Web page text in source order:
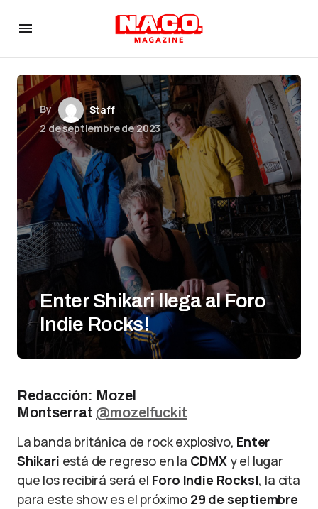
By
Staff
2 de septiembre de 2023
Enter Shikari llega al Foro
Indie Rocks!
Redacción: Mozel
Montserrat @mozelfuckit
La banda británica de rock explosivo, Enter
Shikari está de regreso en la CDMXy el lugar
que los recibirá será el Foro Indie Rocks!, la cita
para este show es el próximo 29 de septiembre